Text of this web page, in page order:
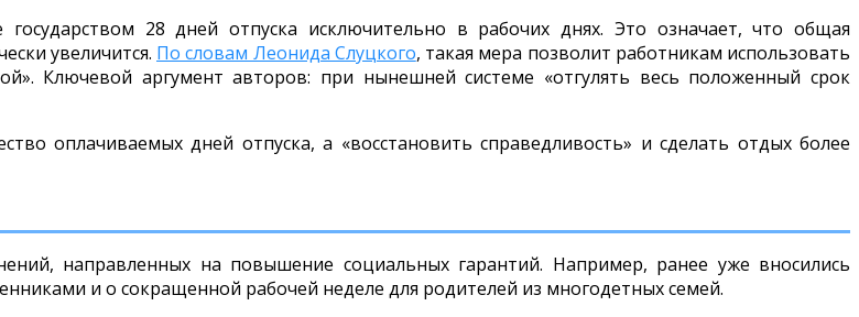
государством 28 дней отпуска исключительно в рабочих днях. Это означает, что общая
увеличится. По словам Леонида Слуцкого, такая мера позволит работникам использовать
Ключевой аргумент авторов: при нынешней системе «отгулять весь положенный срок
оплачиваемых дней отпуска, а «восстановить справедливость» и сделать отдых более
направленных на повышение социальных гарантий. Например, ранее уже вносились
и о сокращенной рабочей неделе для родителей из многодетных семей.